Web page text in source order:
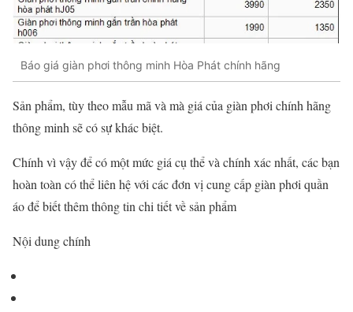
Báo giá giàn phơi thông minh Hòa Phát chính hãng
Sản phẩm, tùy theo mẫu mã và mà giá của giàn phơi chính hãng
thông minh sẽ có sự khác biệt.
Chính vì vậy để có một mức giá cụ thể và chính xác nhất, các bạn
hoàn toàn có thể liên hệ với các đơn vị cung cấp giàn phơi quần
áo để biết thêm thông tin chi tiết về sản phẩm
Nội dung chính